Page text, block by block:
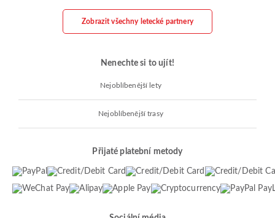
Zobrazit všechny letecké partnery
Nenechte si to ujít!
Nejoblíbenější lety
Nejoblíbenější trasy
Přijaté platební metody